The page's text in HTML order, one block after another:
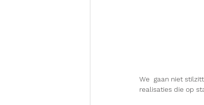
We  gaan niet
realisaties die op